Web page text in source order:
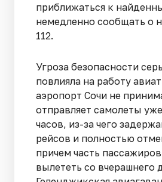
приближаться к
немедленно сообщать о
112.
Угроза безопасности
повлияла на работу
аэропорт Сочи не
отправляет самолеты
часов, из-за чего
рейсов и полностью
причем часть
вылететь со вчерашнего